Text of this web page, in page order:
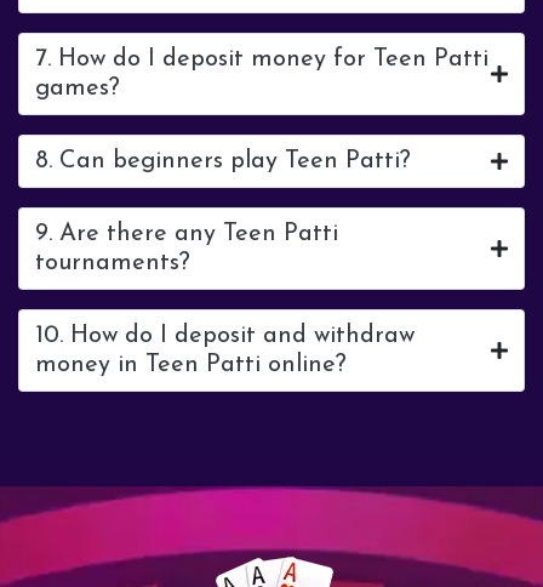
7. How do I deposit money for Teen Patti
games?
8. Can beginners play Teen Patti?
9. Are there any Teen Patti
tournaments?
10. How do I deposit and withdraw
money in Teen Patti online?